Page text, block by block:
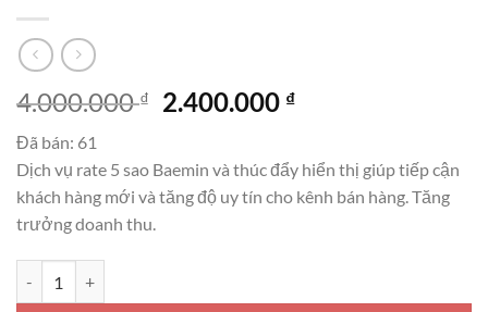
4.000.000₫
Giá
4.000.000 ₫.
2.400.000 ₫Giá
là:
2.400.000 ₫.
Đã bán: 61
Dịch vụ rate 5 sao Baemin và thúc đẩy hiển thị giúp tiếp cận
khách hàng mới và tăng độ uy tín cho kênh bán hàng. Tăng
trưởng doanh thu.